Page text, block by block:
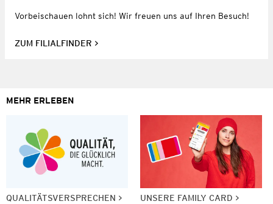
Vorbeischauen lohnt sich! Wir freuen uns auf Ihren Besuch!
ZUM FILIALFINDER
MEHR ERLEBEN
QUALITÄTSVERSPRECHEN UNSERE FAMILY CARD